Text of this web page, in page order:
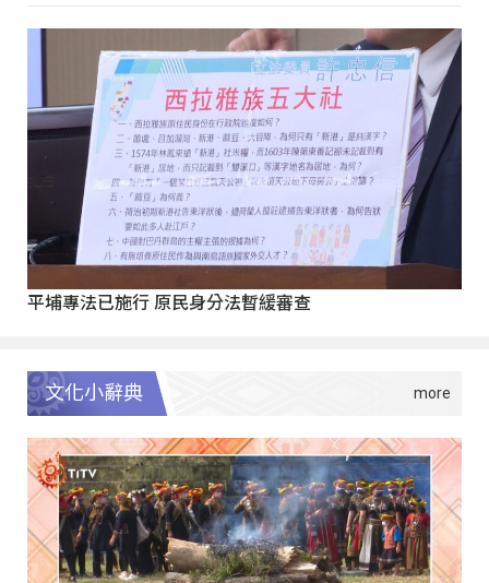
平埔專法已施行 原民身分法暫緩審查
文化小辭典